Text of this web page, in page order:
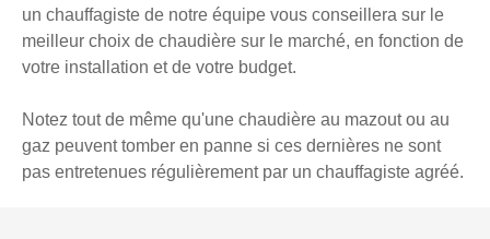
un chauffagiste de notre équipe vous conseillera sur le
meilleur choix de chaudière sur le marché, en fonction de
votre installation et de votre budget.
Notez tout de même qu'une chaudière au mazout ou au
gaz peuvent tomber en panne si ces dernières ne sont
pas entretenues régulièrement par un chauffagiste agréé.